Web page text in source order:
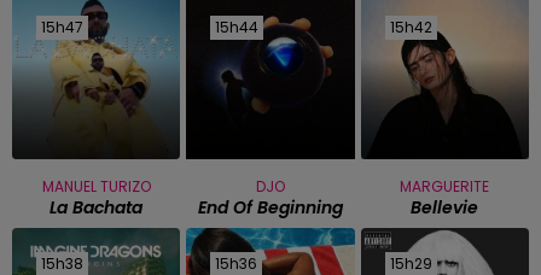
15h47
15h47
MANUEL TURIZO
La Bachata
15h44
15h44
DJO
End Of Beginning
15h42
15h42
MARGUERITE
Bellevie
15h38
15h38 15h36
15h36 15h29
15h29